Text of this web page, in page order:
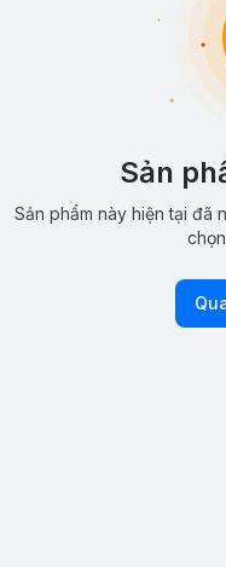
Sản
Sản phẩm này hiện tại đã